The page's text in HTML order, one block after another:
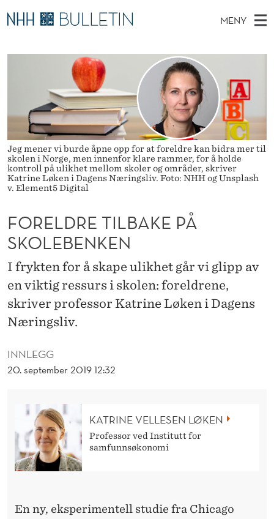
F
O
R
D
R
E
T
L
B
A
K
E
P
Å
MENY
O
E
N
Y
Ø
S
D
E
T
Stipendiater og nye forskerprofiler
Disputaser
Ekspertutvalg
Om Bulletin
Jeg mener vi burde åpne opp for at foreldre kan bidra mer til
skolen i Norge, men innenfor klare rammer, for å holde
kontroll på ulikhet mellom skoler og områder, skriver
Katrine Løken i Dagens Næringsliv. Foto: NHH og Unsplash
v. Element5 Digital
INNLEGG
20. september 2019 12:32
FORELDRE TILBAKE PÅ
SKOLEBENKEN
I frykten for å skape ulikhet går vi glipp av
en viktig ressurs i skolen: foreldrene,
skriver professor Katrine Løken i Dagens
Næringsliv.
KATRINE VELLESEN LØKEN
Professor ved Institutt for
samfunnsøkonomi
En ny, eksperimentell studie fra Chicago